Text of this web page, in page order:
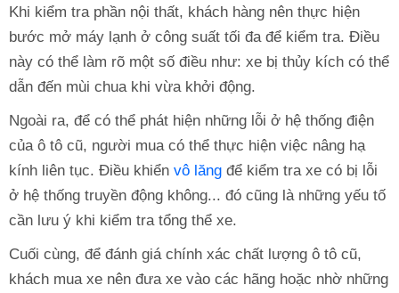
Khi kiểm tra phần nội thất, khách hàng nên thực hiện
bước mở máy lạnh ở công suất tối đa để kiểm tra. Điều
này có thể làm rõ một số điều như: xe bị thủy kích có thể
dẫn đến mùi chua khi vừa khởi động.
Ngoài ra, để có thể phát hiện những lỗi ở hệ thống điện
của ô tô cũ, người mua có thể thực hiện việc nâng hạ
kính liên tục. Điều khiển vô lăng để kiểm tra xe có bị lỗi
ở hệ thống truyền động không... đó cũng là những yếu tố
cần lưu ý khi kiểm tra tổng thể xe.
Cuối cùng, để đánh giá chính xác chất lượng ô tô cũ,
khách mua xe nên đưa xe vào các hãng hoặc nhờ những